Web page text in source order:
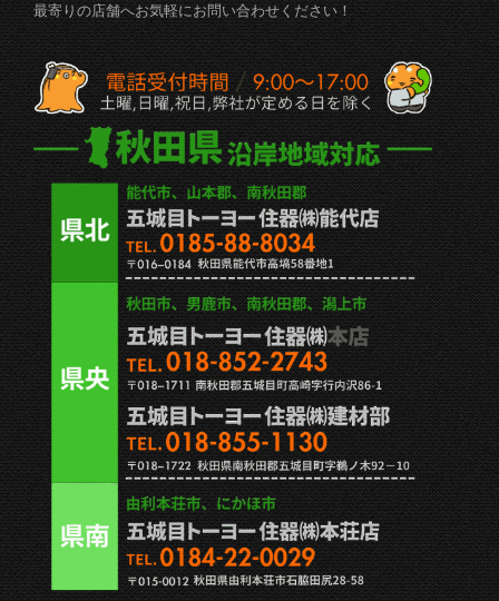
最寄りの店舗へお気軽にお問い合わせください！